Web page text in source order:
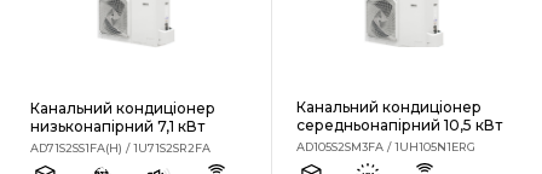
Канальний кондиціонер
низьконапірний 7,1 кВт
AD71S2SS1FA(H) / 1U71S2SR2FA
Канальний кондиціонер
середньонапірний 10,5 кВт
AD105S2SM3FA / 1UH105N1ERG